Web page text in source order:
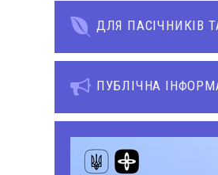
ДЛЯ ПАСІЧНИКІВ
ПУБЛІЧНА